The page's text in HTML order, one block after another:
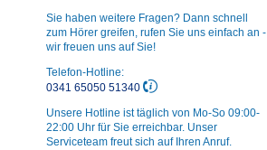
Sie haben weitere Fragen? Dann schnell
zum Hörer greifen, rufen Sie uns einfach an -
wir freuen uns auf Sie!
Telefon-Hotline:
0341 65050 51340
Unsere Hotline ist täglich von Mo-So 09:00-
22:00 Uhr für Sie erreichbar. Unser
Serviceteam freut sich auf Ihren Anruf.